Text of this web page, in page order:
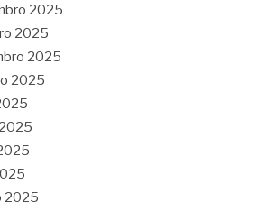
2025
2025
2025
2025
2025